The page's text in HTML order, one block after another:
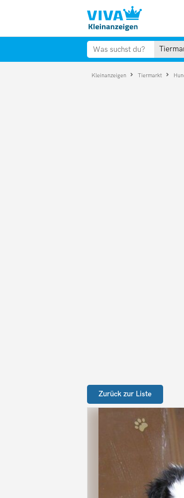
Kleinanzeigen Tiermarkt
Zurück zur Liste